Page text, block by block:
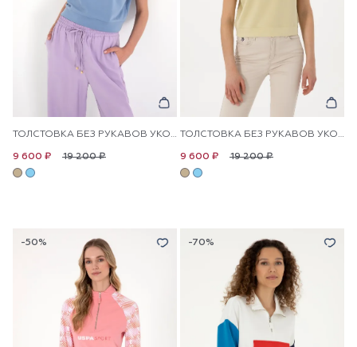
ТОЛСТОВКА БЕЗ РУКАВОВ УКОРОЧЕННАЯ
19 200 ₽
9 600 ₽
ТОЛСТОВКА БЕЗ РУКАВОВ УКОРОЧЕННАЯ
19 200 ₽
9 600 ₽
-50% -70%